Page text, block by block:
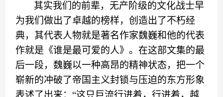
其实我们的前辈，无产阶级的文化战士早
为我们做出了卓越的榜样，创造出了不朽经
典，其代表人物就是著名作家魏巍和他的代表
作就是《谁是最可爱的人》。在这部文集的最
后一段，魏巍以一种高昂的精神状态，把一个
崭新的冲破了帝国主义封锁与压迫的东方形象